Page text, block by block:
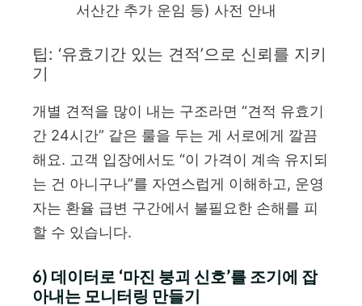
서산간 추가 운임 등) 사전 안내
팁: ‘유효기간 있는 견적’으로 신뢰를 지키
기
개별 견적을 많이 내는 구조라면 “견적 유효기
간 24시간” 같은 룰을 두는 게 서로에게 깔끔
해요. 고객 입장에서도 “이 가격이 계속 유지되
는 건 아니구나”를 자연스럽게 이해하고, 운영
자는 환율 급변 구간에서 불필요한 손해를 피
할 수 있습니다.
6) 데이터로 ‘마진 붕괴 신호’를 조기에 잡
아내는 모니터링 만들기